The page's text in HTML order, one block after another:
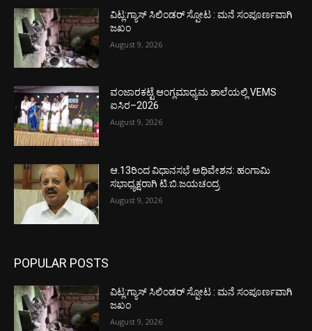
ವಿಟ್ಲ:ಗ್ಯಾಸ್ ಸಿಲಿಂಡರ್ ಸ್ಪೋಟ : ಮನೆ ಸಂಪೂರ್ಣವಾಗಿ
ಜಖಂ
August 9, 2026
ವಂಜಾರಕಟ್ಟೆ ಆಂಗ್ಲಮಾಧ್ಯಮ ಶಾಲೆಯಲ್ಲಿ VEMS
ಐಸಿರ–2026
August 9, 2026
ಆ.13ರಿಂದ ವಿಧಾನಸಭೆ ಅಧಿವೇಶನ: ಹಂಗಾಮಿ
ಸಭಾಧ್ಯಕ್ಷರಾಗಿ ಟಿ.ಬಿ.ಜಯಚಂದ್ರ
August 9, 2026
POPULAR POSTS
ವಿಟ್ಲ:ಗ್ಯಾಸ್ ಸಿಲಿಂಡರ್ ಸ್ಪೋಟ : ಮನೆ ಸಂಪೂರ್ಣವಾಗಿ
ಜಖಂ
August 9, 2026